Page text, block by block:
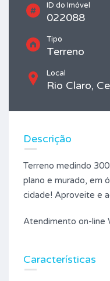
ID do Imóvel
022088
Tipo
Terreno
Local
Rio Claro,
Descrição
Terreno medindo
plano e murado, em
cidade! Aproveite e
Atendimento on-line
Características